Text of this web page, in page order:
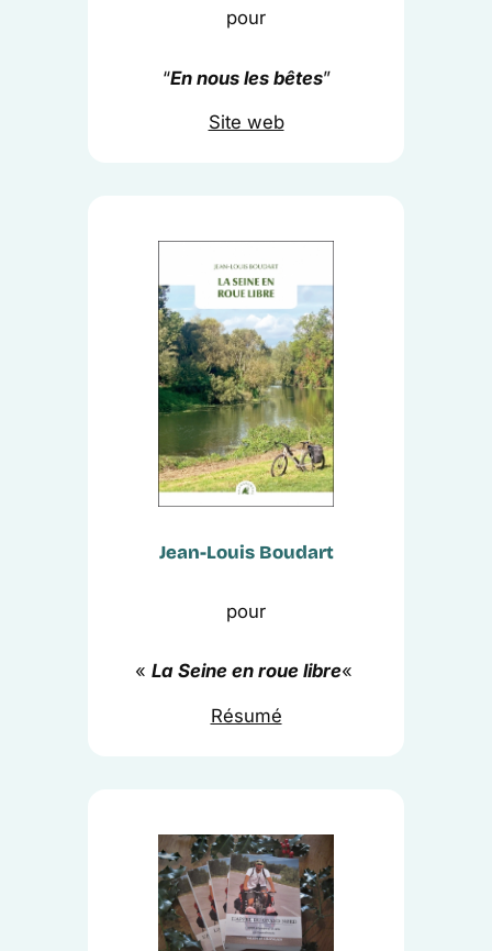
pour
“En nous les bêtes”
Site web
Jean-Louis Boudart
pour
« La Seine en roue libre«
Résumé